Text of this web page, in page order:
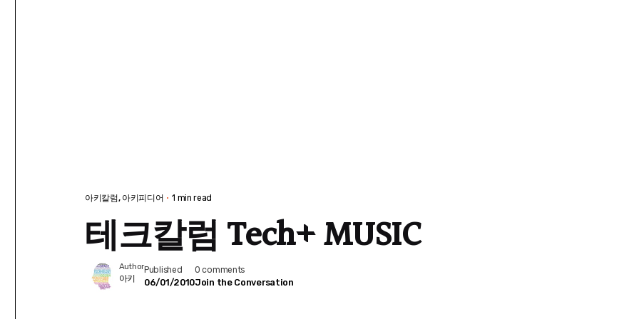
아키칼럼 아키피디어 1 min read
테크칼럼 Tech+ MUSIC
Author
아키
Published
06/01/2010
0 comments
Join the Conversation